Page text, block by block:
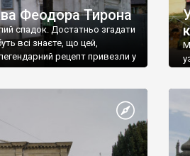
Феодора Тирона
спадок. Достатньо згадати
всі знаєте, що цей,
рецепт привезли у